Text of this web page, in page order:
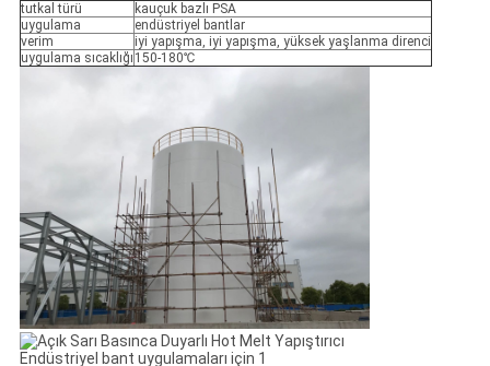
tutkal türü
kauçuk bazlı PSA
uygulama
endüstriyel bantlar
verim
iyi yapışma, iyi yapışma, yüksek yaşlanma direnci
uygulama sıcaklığı 150-180℃